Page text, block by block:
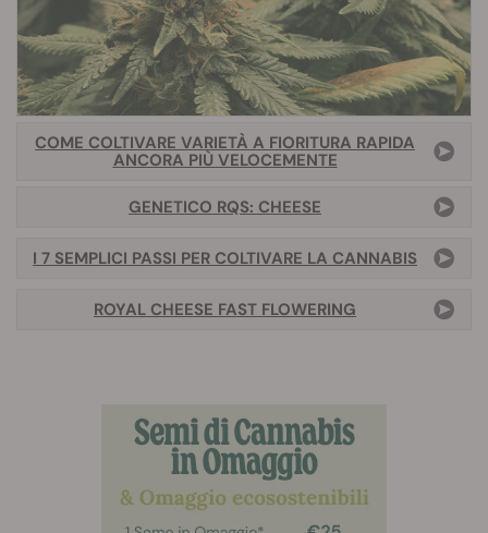
COME COLTIVARE VARIETÀ A FIORITURA RAPIDA
ANCORA PIÙ VELOCEMENTE
GENETICO RQS: CHEESE
I 7 SEMPLICI PASSI PER COLTIVARE LA CANNABIS
ROYAL CHEESE FAST FLOWERING